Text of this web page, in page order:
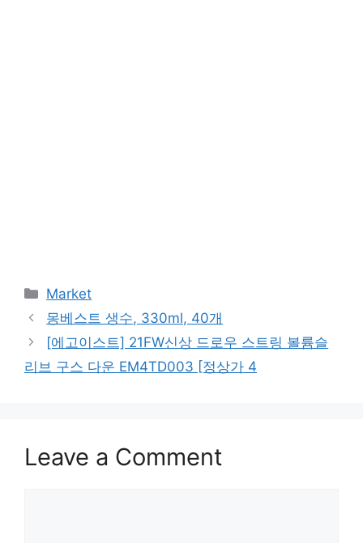
Categories
Market
몽베스트 생수, 330ml, 40개
[에고이스트] 21FW신상 드로우 스트링 볼륨슬
리브 구스 다운 EM4TD003 [정상가 4
Leave a Comment